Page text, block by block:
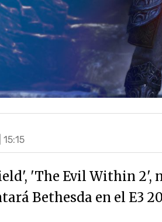
'The Evil Within 2',
Bethesda en el E3